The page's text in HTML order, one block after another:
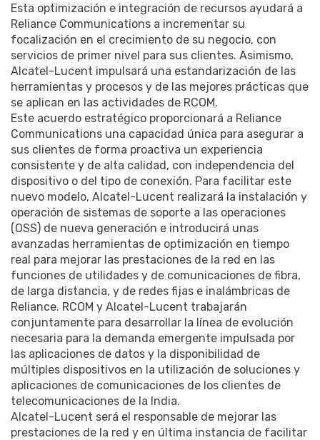
Esta optimización e integración de recursos ayudará a
Reliance Communications a incrementar su
focalización en el crecimiento de su negocio, con
servicios de primer nivel para sus clientes. Asimismo,
Alcatel-Lucent impulsará una estandarización de las
herramientas y procesos y de las mejores prácticas que
se aplican en las actividades de RCOM.
Este acuerdo estratégico proporcionará a Reliance
Communications una capacidad única para asegurar a
sus clientes de forma proactiva un experiencia
consistente y de alta calidad, con independencia del
dispositivo o del tipo de conexión. Para facilitar este
nuevo modelo, Alcatel-Lucent realizará la instalación y
operación de sistemas de soporte a las operaciones
(OSS) de nueva generación e introducirá unas
avanzadas herramientas de optimización en tiempo
real para mejorar las prestaciones de la red en las
funciones de utilidades y de comunicaciones de fibra,
de larga distancia, y de redes fijas e inalámbricas de
Reliance. RCOM y Alcatel-Lucent trabajarán
conjuntamente para desarrollar la línea de evolución
necesaria para la demanda emergente impulsada por
las aplicaciones de datos y la disponibilidad de
múltiples dispositivos en la utilización de soluciones y
aplicaciones de comunicaciones de los clientes de
telecomunicaciones de la India.
Alcatel-Lucent será el responsable de mejorar las
prestaciones de la red y en última instancia de facilitar